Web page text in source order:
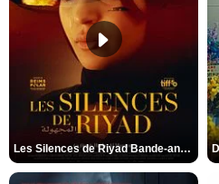
Les Silences de Riyad Bande-annonce VO STFR